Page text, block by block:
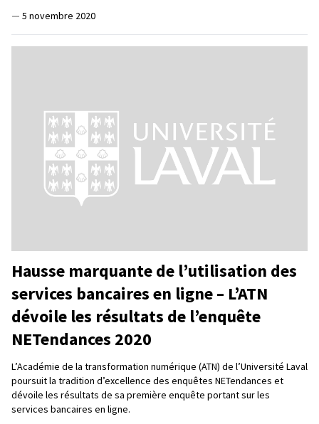
— 5 novembre 2020
Hausse marquante de l’utilisation des
services bancaires en ligne – L’ATN
dévoile les résultats de l’enquête
NETendances 2020
L’Académie de la transformation numérique (ATN) de l’Université Laval
poursuit la tradition d’excellence des enquêtes NETendances et
dévoile les résultats de sa première enquête portant sur les
services bancaires en ligne.